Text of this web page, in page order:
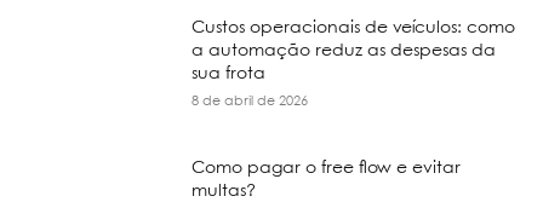
Custos operacionais de veículos: como
a automação reduz as despesas da
sua frota
8 de abril de 2026
Como pagar o free flow e evitar
multas?